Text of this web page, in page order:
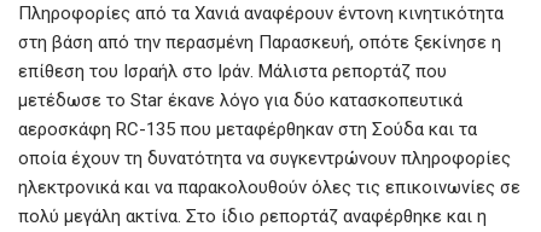
Πληροφορίες από τα Χανιά αναφέρουν έντονη κινητικότητα
στη βάση από την περασμένη Παρασκευή, οπότε ξεκίνησε η
επίθεση του Ισραήλ στο Ιράν. Μάλιστα ρεπορτάζ που
μετέδωσε το Star έκανε λόγο για δύο κατασκοπευτικά
αεροσκάφη RC-135 που μεταφέρθηκαν στη Σούδα και τα
οποία έχουν τη δυνατότητα να συγκεντρώνουν πληροφορίες
ηλεκτρονικά και να παρακολουθούν όλες τις επικοινωνίες σε
πολύ μεγάλη ακτίνα. Στο ίδιο ρεπορτάζ αναφέρθηκε και η